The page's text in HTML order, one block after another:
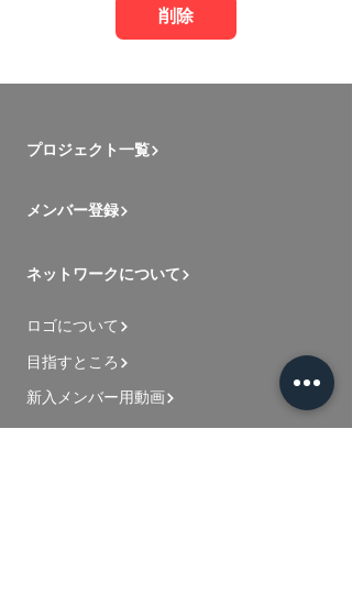
削除
プロジェクト一覧
メンバー登録
ネットワークについて
ロゴについて
目指すところ
新入メンバー用動画